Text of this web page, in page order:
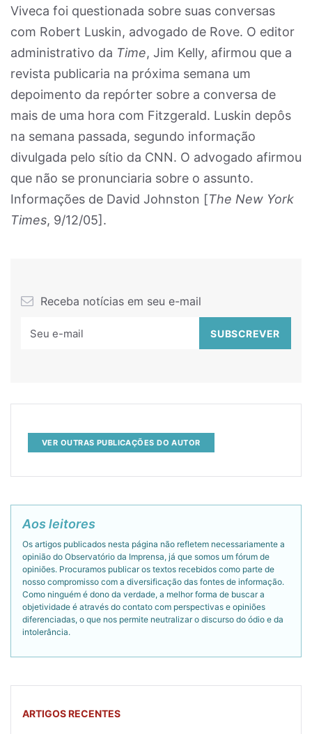
Viveca foi questionada sobre suas conversas
com Robert Luskin, advogado de Rove. O editor
administrativo da Time, Jim Kelly, afirmou que a
revista publicaria na próxima semana um
depoimento da repórter sobre a conversa de
mais de uma hora com Fitzgerald. Luskin depôs
na semana passada, segundo informação
divulgada pelo sítio da CNN. O advogado afirmou
que não se pronunciaria sobre o assunto.
Informações de David Johnston [The New York
Times, 9/12/05].
Receba notícias em seu e-mail
VER OUTRAS PUBLICAÇÕES DO AUTOR
Aos leitores
Os artigos publicados nesta página não refletem necessariamente a
opinião do Observatório da Imprensa, já que somos um fórum de
opiniões. Procuramos publicar os textos recebidos como parte de
nosso compromisso com a diversificação das fontes de informação.
Como ninguém é dono da verdade, a melhor forma de buscar a
objetividade é através do contato com perspectivas e opiniões
diferenciadas, o que nos permite neutralizar o discurso do ódio e da
intolerância.
ARTIGOS RECENTES